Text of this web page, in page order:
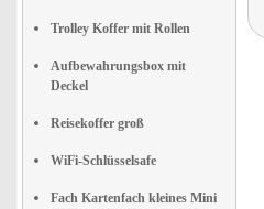
Trolley Koffer mit Rollen
Aufbewahrungsbox mit
Deckel
Reisekoffer groß
WiFi-Schlüsselsafe
Fach Kartenfach kleines Mini